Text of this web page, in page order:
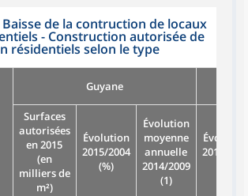
Baisse de la contruction de locaux
- Construction autorisée de
résidentiels selon le type
Guyane
Surfaces
autorisées
en 2015
(en
milliers de
m²)
Évolution
2015/2004
(%)
Évolution
moyenne
annuelle
2014/2009
(1)
2015/